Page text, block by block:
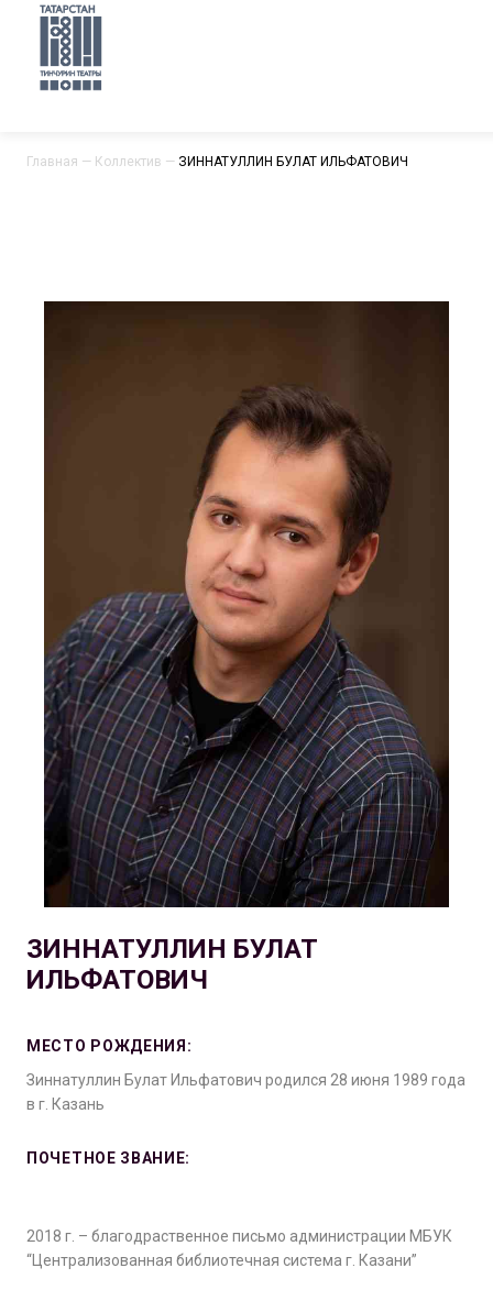
Главная — Коллектив — ЗИННАТУЛЛИН БУЛАТ ИЛЬФАТОВИЧ
ЗИННАТУЛЛИН БУЛАТ
ИЛЬФАТОВИЧ
МЕСТО РОЖДЕНИЯ:
Зиннатуллин Булат Ильфатович родился 28 июня 1989 года
в г. Казань
ПОЧЕТНОЕ ЗВАНИЕ:
2018 г. – благодраственное письмо администрации МБУК
“Централизованная библиотечная система г. Казани”